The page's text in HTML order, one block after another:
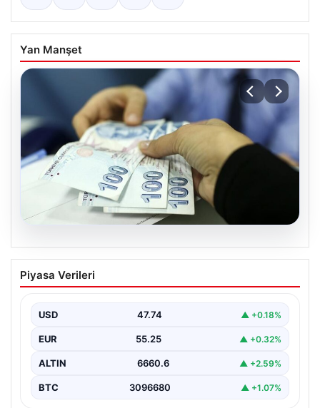
Yan Manşet
07.08.2026
Nisan Ayı Doğum Yardımı Ödemeleri
2026: Ödemeler Yapıldı mı? Bakan
Her ay düzenli olarak yapılan doğum yardımı ödemeleri,
Piyasa Verileri
USD 47.74 ▲ +0.18%
EUR 55.25 ▲ +0.32%
ALTIN 6660.6 ▲ +2.59%
BTC 3096680 ▲ +1.07%